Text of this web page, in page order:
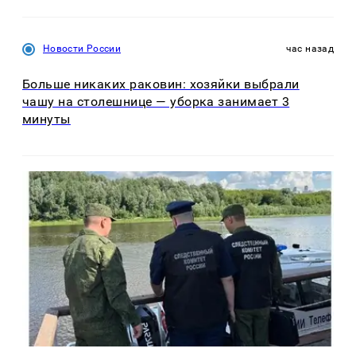
Новости России час назад
Больше никаких раковин: хозяйки выбрали
чашу на столешнице — уборка занимает 3
минуты